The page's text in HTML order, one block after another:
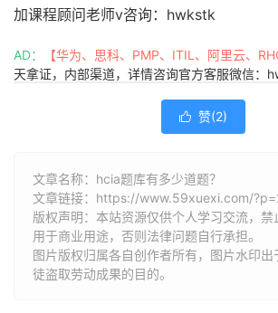
加课程顾问老师v咨询：hwkstk
AD： 【华为、思科、PMP、ITIL、阿里云、
天拿证，内部渠道，详情咨询官方客服微信：
 赞(2)
文章名称：hcia题库有多少道题？
文章链接： https://www.59xuexi.com/
版权声明：本站资源仅供个人学习交流，
用于商业用途，否则法律问题自行承担。
图片版权归属各自创作者所有，图片水印出
徒盗取劳动成果的目的。